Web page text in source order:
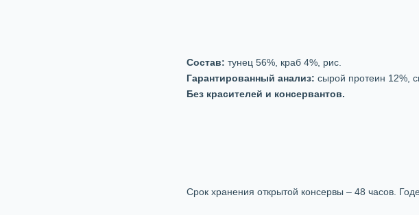
Состав: тунец 56%, краб 4%, рис.
Гарантированный анализ: сырой протеин 12%,
Без красителей и консервантов.
Срок хранения открытой консервы – 48 часов.